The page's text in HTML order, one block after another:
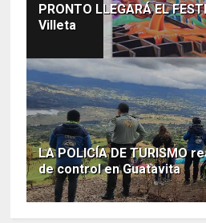
PRONTO LLEGARÁ EL
Villeta
LA POLICÍA DE TURISMO
de control en Guatavita